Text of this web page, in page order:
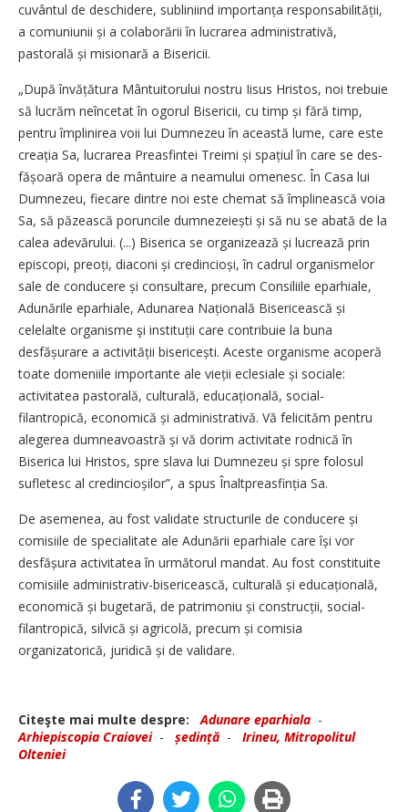
cuvântul de deschidere, subliniind importanța responsabilității,
a comuniunii și a colaborării în lucrarea administrativă,
pastorală și misionară a Bisericii.
„După învățătura Mântuitorului nostru Iisus Hristos, noi trebuie
să lucrăm neîncetat în ogorul Bisericii, cu timp și fără timp,
pentru împlinirea voii lui Dumnezeu în această lume, care este
creația Sa, lucrarea Preasfintei Treimi și spațiul în care se des­
fă­șoară opera de mântuire a neamului omenesc. În Casa lui
Dumnezeu, fiecare dintre noi este chemat să împlinească voia
Sa, să păzească poruncile dum­ne­ze­iești și să nu se abată de la
calea adevărului. (...) Biserica se organizează și lucrează prin
episcopi, preoți, diaconi și credin­cioși, în cadrul organismelor
sale de conducere și consultare, precum Consiliile eparhiale,
Adunările eparhiale, Adunarea Națională Bisericească și
celelalte organisme şi instituții care contribuie la buna
desfășurare a activității biseri­cești. Aceste organisme acoperă
toate domeniile importante ale vieții eclesiale și sociale:
activitatea pastorală, culturală, educa­țio­nală, social-
filantropică, economică și administrativă. Vă felicităm pentru
alegerea dumneavoastră și vă dorim activitate rodnică în
Biserica lui Hristos, spre slava lui Dumnezeu și spre folosul
sufletesc al credincioșilor”, a spus Înaltpreasfinția Sa.
De asemenea, au fost validate structurile de conducere și
comisiile de specialitate ale Adunării eparhiale care își vor
desfășura activitatea în următorul mandat. Au fost constituite
comisiile administrativ-bisericească, culturală și educa­țio­nală,
economică și bugetară, de patrimoniu și construc­ții, social-
filantropică, silvică și agricolă, precum și comisia
organizatorică, juridică și de validare.
Citeşte mai multe despre: Adunare eparhiala -
Arhiepiscopia Craiovei- ședință - Irineu, Mitropolitul
Olteniei